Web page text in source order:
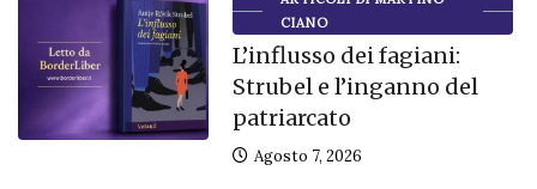
CIANO
L’influsso dei fagiani:
Strubel e l’inganno del
patriarcato
Agosto 7, 2026